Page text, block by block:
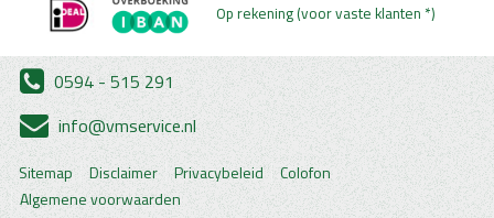
Op rekening (voor vaste klanten *)
0594 - 515 291
info@vmservice.nl
Sitemap Disclaimer Privacybeleid
Colofon
Algemene voorwaarden